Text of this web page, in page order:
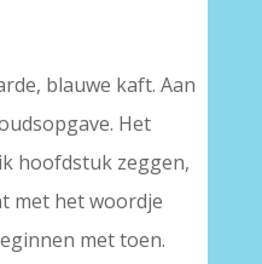
blauwe kaft. Aan
Het
hoofdstuk zeggen,
met het woordje
met toen.